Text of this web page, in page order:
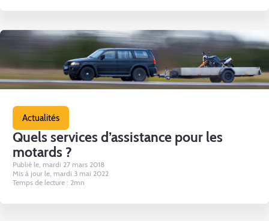
Actualités
Quels services d’assistance pour les
motards ?
Publié le, mardi 27 mars 2018
Mis à jour le, mardi 3 mai 2022
Temps de lecture : 2mn